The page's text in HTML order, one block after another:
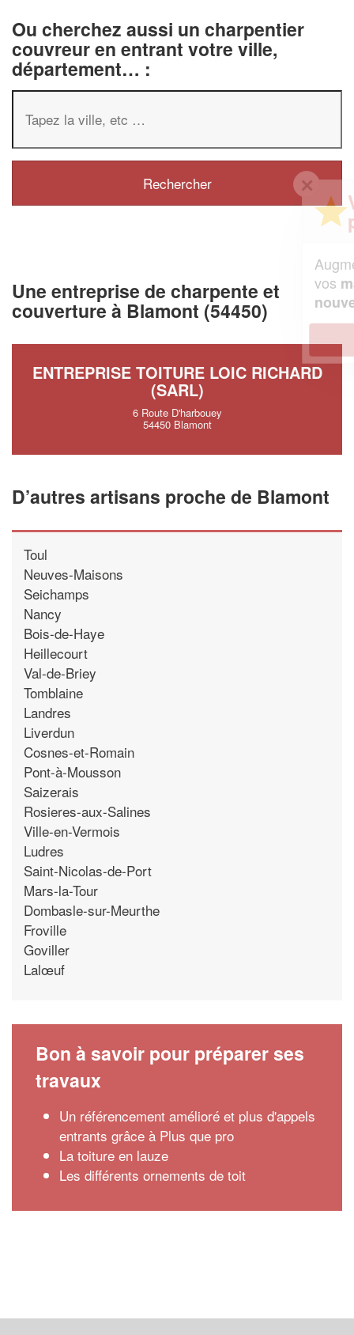
Ou cherchez aussi un charpentier
couvreur en entrant votre ville,
département… :
Une entreprise de charpente et
couverture à Blamont (54450)
ENTREPRISE TOITURE LOIC RICHARD
(SARL)
6 Route D'harbouey
54450 Blamont
D’autres artisans proche de Blamont
Toul
Neuves-Maisons
Seichamps
Nancy
Bois-de-Haye
Heillecourt
Val-de-Briey
Tomblaine
Landres
Liverdun
Cosnes-et-Romain
Pont-à-Mousson
Saizerais
Rosieres-aux-Salines
Ville-en-Vermois
Ludres
Saint-Nicolas-de-Port
Mars-la-Tour
Dombasle-sur-Meurthe
Froville
Goviller
Lalœuf
Bon à savoir pour préparer ses
travaux
Un référencement amélioré et plus d'appels
entrants grâce à Plus que pro
La toiture en lauze
Les différents ornements de toit
Vous êtes un
chiffre d'affaireset
vos margestout en gagnant de
nouveaux clients!
En savoir plus